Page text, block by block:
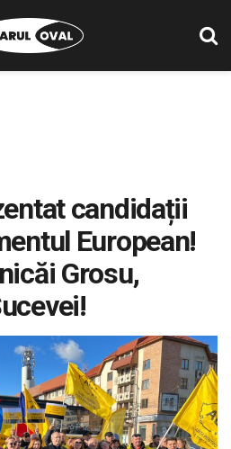
candidații
European!
Grosu,